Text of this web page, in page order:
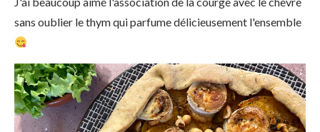
sans oublier le thym qui parfume délicieusement l'ensemble